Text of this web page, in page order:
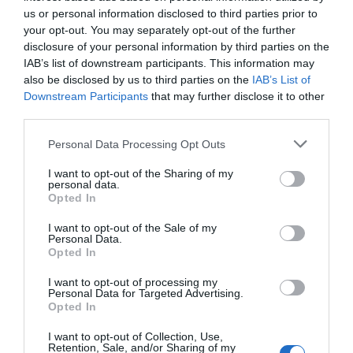
us or personal information disclosed to third parties prior to
your opt-out. You may separately opt-out of the further
disclosure of your personal information by third parties on the
IAB’s list of downstream participants. This information may
also be disclosed by us to third parties on the IAB’s List of
Downstream Participants that may further disclose it to other
Personal Data Processing Opt Outs
I want to opt-out of the Sharing of my
personal data.
Opted In
I want to opt-out of the Sale of my
Personal Data.
Opted In
I want to opt-out of processing my
Personal Data for Targeted Advertising.
Opted In
I want to opt-out of Collection, Use,
Retention, Sale, and/or Sharing of my
afectarà el conjunt d'Espanya, tot i que sigui
important.
Beyoncé ha publicat un nou àlbum anomenat
i aviat començarà a girar pel món.
que vulguin comprar entrades no trobaran
opcions barates, però això no afectarà l'economia
global.
P.S. En el nou treball, Beyoncé s'ha passat a la
músicacountry
els esforços conscients fets per esborrar els
rastres de la cultura negra en aquest estil i per
cantant va rebre força insults per